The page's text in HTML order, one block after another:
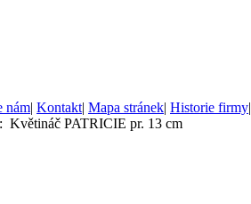
nám| Kontakt| Mapa stránek| Historie firmy|
Květináč PATRICIE pr. 13 cm